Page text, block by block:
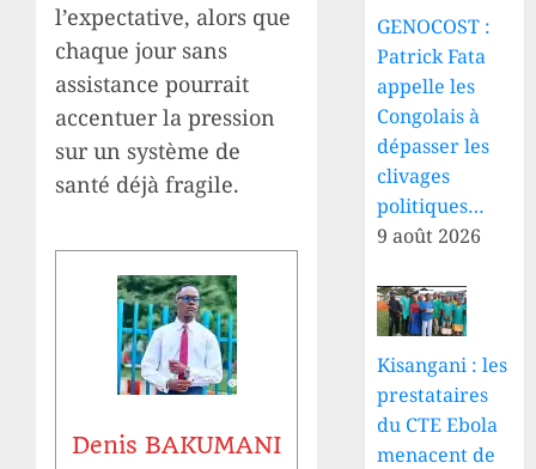
l’expectative, alors que
chaque jour sans
assistance pourrait
accentuer la pression
sur un système de
santé déjà fragile.
Denis BAKUMANI
GENOCOST :
Patrick Fata
appelle les
Congolais à
dépasser les
clivages
politiques…
9 août 2026
Kisangani : les
prestataires
du CTE Ebola
menacent de